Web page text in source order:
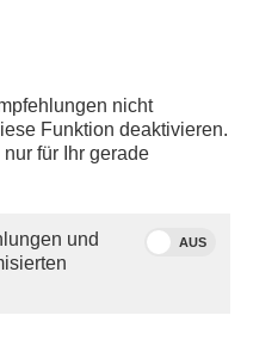
nicht
Funktion deaktivieren.
für Ihr gerade
und
AUS